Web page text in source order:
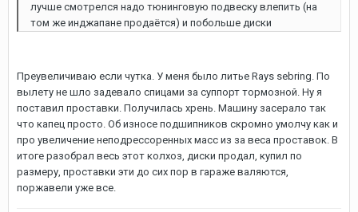
лучше смотрелся надо тюнинговую подвеску влепить (на
том же инджапане продаётся) и побольше диски
Преувеличиваю если чутка. У меня было литье Rays sebring. По
вылету не шло задевало спицами за суппорт тормозной. Ну я
поставил проставки. Получилась хрень. Машину засерало так
что капец просто. Об износе подшипников скромно умолчу как и
про увеличение неподрессоренных масс из за веса проставок. В
итоге разобрал весь этот колхоз, диски продал, купил по
размеру, проставки эти до сих пор в гараже валяются,
поржавели уже все.